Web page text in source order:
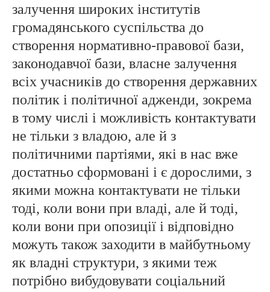
залучення широких інститутів
громадянського суспільства до
створення нормативно-правової бази,
законодавчої бази, власне залучення
всіх учасників до створення державних
політик і політичної адженди, зокрема
в тому числі і можливість контактувати
не тільки з владою, але й з
політичними партіями, які в нас вже
достатньо сформовані і є дорослими, з
якими можна контактувати не тільки
тоді, коли вони при владі, але й тоді,
коли вони при опозиції і відповідно
можуть також заходити в майбутньому
як владні структури, з якими теж
потрібно вибудовувати соціальний